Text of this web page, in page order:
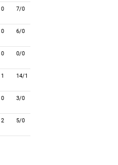
0 7/0
0 6/0
0 0/0
1 14/1
0 3/0
2 5/0